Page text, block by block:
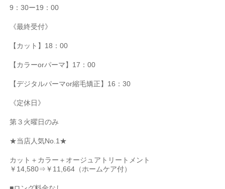
9 ：30ー19 ：00
《最終受付》
【カット】 18 ：00
【カラーorパーマ】 17 ：00
【デジタルパーマor縮毛矯正】 16 ：30
《定休日》
第３火曜日のみ
★当店人気No.1★
カット＋カラー＋オージュアトリートメント
￥ 14,580⇒￥ 11,664 （ホームケア付）